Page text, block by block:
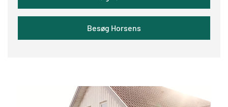
Besøg Horsens